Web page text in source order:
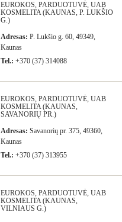
EUROKOS, PARDUOTUVĖ, UAB
KOSMELITA (KAUNAS, P. LUKŠIO
G.)
Adresas: P. Lukšio g. 60, 49349,
Kaunas
Tel.: +370 (37) 314088
EUROKOS, PARDUOTUVĖ, UAB
KOSMELITA (KAUNAS,
SAVANORIŲ PR.)
Adresas: Savanorių pr. 375, 49360,
Kaunas
Tel.: +370 (37) 313955
EUROKOS, PARDUOTUVĖ, UAB
KOSMELITA (KAUNAS,
VILNIAUS G.)